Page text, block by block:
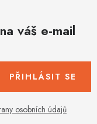
váš e-mail
osobních údajů
PŘIHLÁSIT SE